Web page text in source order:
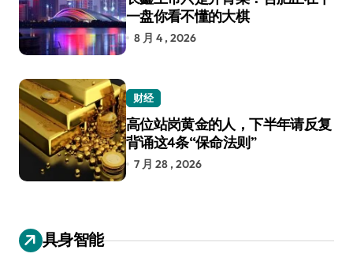
一盘你看不懂的大棋
8 月 4 , 2026
财经
高位站岗黄金的人，下半年请反复
背诵这4条“保命法则”
7 月 28 , 2026
具身智能